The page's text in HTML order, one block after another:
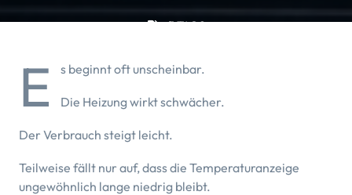
5 TAGS
E s beginnt oft unscheinbar.
Die Heizung wirkt schwächer.
Der Verbrauch steigt leicht.
Teilweise fällt nur auf, dass die Temperaturanzeige
ungewöhnlich lange niedrig bleibt.